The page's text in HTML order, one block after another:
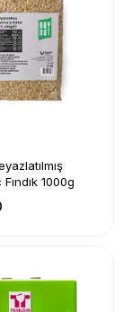
Fındık 1000g